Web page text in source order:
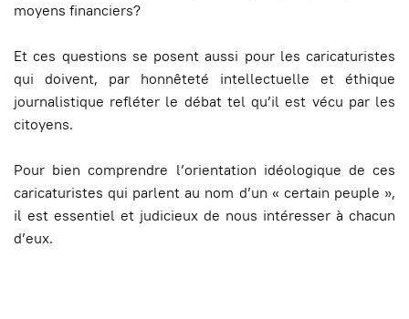
moyens financiers?
Et ces questions se posent aussi pour les caricaturistes
qui doivent, par honnêteté intellectuelle et éthique
journalistique refléter le débat tel qu’il est vécu par les
citoyens.
Pour bien comprendre l’orientation idéologique de ces
caricaturistes qui parlent au nom d’un « certain peuple »,
il est essentiel et judicieux de nous intéresser à chacun
d’eux.